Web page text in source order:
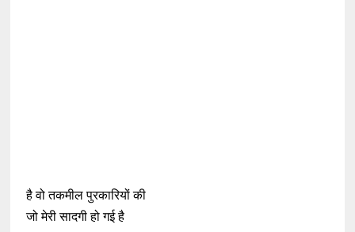
है वो तकमील पुरकारियों की
जो मेरी सादगी हो गई है